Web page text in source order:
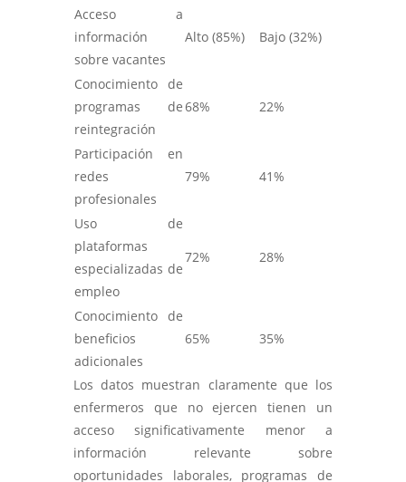
Acceso a
información
sobre vacantes
Alto (85%) Bajo (32%)
Conocimiento de
programas de
reintegración
68% 22%
Participación en
redes
profesionales
79% 41%
Uso de
plataformas
especializadas de
empleo
72% 28%
Conocimiento de
beneficios
adicionales
65% 35%
Los datos muestran claramente que los
enfermeros que no ejercen tienen un
acceso significativamente menor a
información relevante sobre
oportunidades laborales, programas de